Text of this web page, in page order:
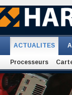
ACTUALITES
Processeurs